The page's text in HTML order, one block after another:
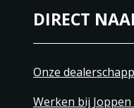
DIRECT
Onze
Werken bij